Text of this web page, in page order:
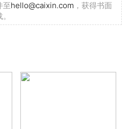
至hello@caixin.com ，获得书面